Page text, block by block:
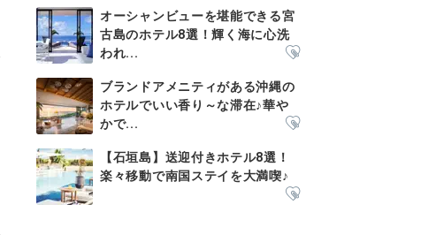
オーシャンビューを堪能できる宮
古島のホテル8選！輝く海に心洗
われ...
ブランドアメニティがある沖縄の
ホテルでいい香り～な滞在♪華や
かで...
【石垣島】送迎付きホテル8選！
楽々移動で南国ステイを大満喫♪